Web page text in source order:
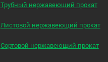
Трубный нержавеющий прокат
Листовой нержавеющий прокат
Сортовой нержавеющий прокат